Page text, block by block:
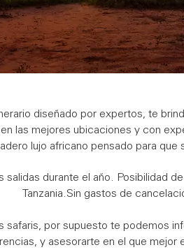
diseñado por expertos, te
las mejores ubicaciones y con
lujo africano pensado para
salidas durante el año. Posibilidad
Tanzania.Sin gastos de
safaris, por supuesto te podemos
y asesorarte en el que